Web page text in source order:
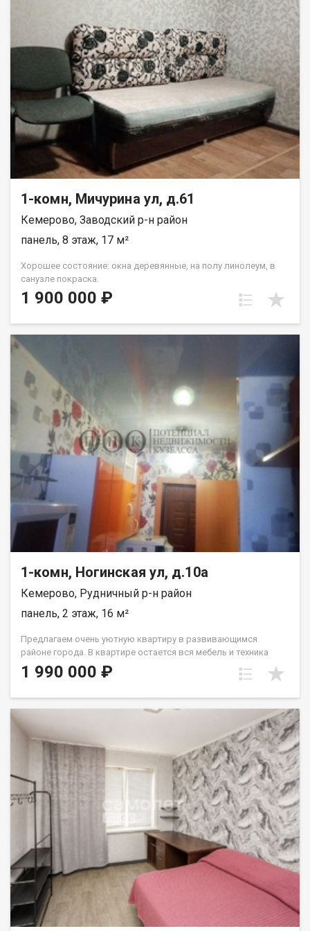
1-комн, Мичурина ул, д.61
Кемерово, Заводский р-н район
панель, 8 этаж, 17 м²
Хорошее состояние: окна деревянные, на полу линолеум, в
санузле покраска.
1 900 000 ₽
1-комн, Ногинская ул, д.10а
Кемерово, Рудничный р-н район
панель, 2 этаж, 16 м²
Предлагаем очень уютную квартиру в развивающимся
районе города. В квартире остается вся мебель и техника
(кухня, диван, шкаф, ст.машина, микроволновка). У
стеклопакета две рабочие створки, натяжной потолок,
направления в т.ч. торговые центры. Один собственник -
взрослый. Лена Васильева
1 990 000 ₽